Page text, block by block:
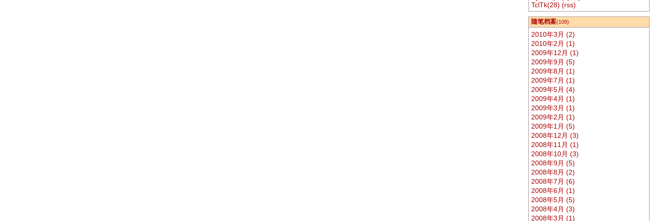
TclTk(28) (rss)
随笔档案(108)
2010年3月 (2)
2010年2月 (1)
2009年12月 (1)
2009年9月 (5)
2009年8月 (1)
2009年7月 (1)
2009年5月 (4)
2009年4月 (1)
2009年3月 (1)
2009年2月 (1)
2009年1月 (5)
2008年12月 (3)
2008年11月 (1)
2008年10月 (3)
2008年9月 (5)
2008年8月 (2)
2008年7月 (6)
2008年6月 (1)
2008年5月 (5)
2008年4月 (3)
2008年3月 (1)